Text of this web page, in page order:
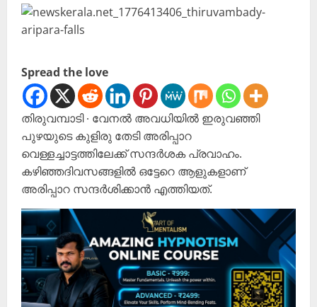
Spread the love
തിരുവമ്പാടി ∙ വേനൽ അവധിയിൽ ഇരുവഞ്ഞി
പുഴയുടെ കുളിരു തേടി അരിപ്പാറ
വെള്ളച്ചാട്ടത്തിലേക്ക് സന്ദർശക പ്രവാഹം.
കഴിഞ്ഞദിവസങ്ങളിൽ ഒട്ടേറെ ആളുകളാണ്
അരിപ്പാറ സന്ദർശിക്കാൻ എത്തിയത്.